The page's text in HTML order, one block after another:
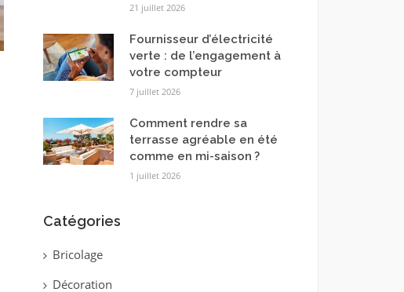
21 juillet 2026
Fournisseur d’électricité
verte : de l’engagement à
votre compteur
7 juillet 2026
Comment rendre sa
terrasse agréable en été
comme en mi-saison ?
1 juillet 2026
Catégories
Bricolage
Décoration